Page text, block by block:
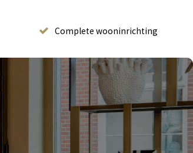
Complete wooninrichting